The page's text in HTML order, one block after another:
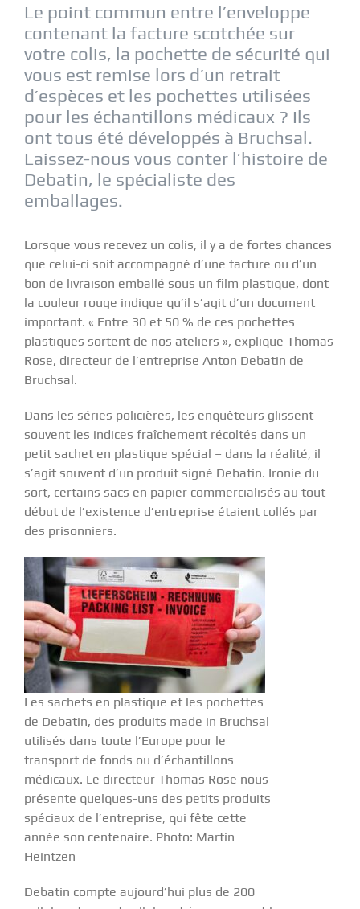
Le point commun entre l’enveloppe
contenant la facture scotchée sur
votre colis, la pochette de sécurité qui
vous est remise lors d’un retrait
d’espèces et les pochettes utilisées
pour les échantillons médicaux ? Ils
ont tous été développés à Bruchsal.
Laissez-nous vous conter l’histoire de
Debatin, le spécialiste des
emballages.
Lorsque vous recevez un colis, il y a de fortes chances
que celui-ci soit accompagné d’une facture ou d’un
bon de livraison emballé sous un film plastique, dont
la couleur rouge indique qu’il s’agit d’un document
important. « Entre 30 et 50 % de ces pochettes
plastiques sortent de nos ateliers », explique Thomas
Rose, directeur de l’entreprise Anton Debatin de
Bruchsal.
Dans les séries policières, les enquêteurs glissent
souvent les indices fraîchement récoltés dans un
petit sachet en plastique spécial – dans la réalité, il
s’agit souvent d’un produit signé Debatin. Ironie du
sort, certains sacs en papier commercialisés au tout
début de l’existence d’entreprise étaient collés par
des prisonniers.
Les sachets en plastique et les pochettes
de Debatin, des produits made in Bruchsal
utilisés dans toute l’Europe pour le
transport de fonds ou d’échantillons
médicaux. Le directeur Thomas Rose nous
présente quelques-uns des petits produits
spéciaux de l’entreprise, qui fête cette
année son centenaire. Photo: Martin
Heintzen
Debatin compte aujourd’hui plus de 200